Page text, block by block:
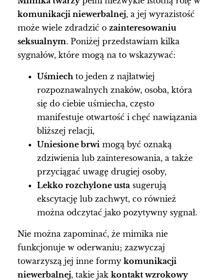
komunikacji niewerbalnej, a jej wyrazistość
może wiele zdradzić o zainteresowaniu
seksualnym. Poniżej przedstawiam kilka
sygnałów, które mogą na to wskazywać:
Uśmiech to jeden z najłatwiej
rozpoznawalnych znaków, osoba, która
się do ciebie uśmiecha, często
manifestuje otwartość i chęć nawiązania
bliższej relacji,
Uniesione brwi mogą być oznaką
zdziwienia lub zainteresowania, a także
przyciągać uwagę drugiej osoby,
Lekko rozchylone usta sugerują
ekscytację lub zachwyt, co również
można odczytać jako pozytywny sygnał.
Nie można zapominać, że mimika nie
funkcjonuje w oderwaniu; zazwyczaj
towarzyszą jej inne formy komunikacji
niewerbalnej, takie jak kontakt wzrokowy